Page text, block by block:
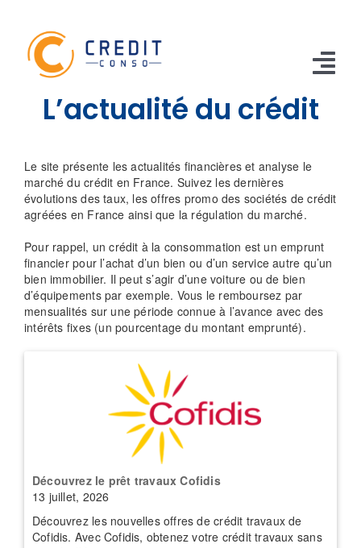
content
TRAVAUX
VOITURE
PERSO
RENOUVELABLE
RACHAT CREDIT
L’actualité du crédit
Le site présente les actualités financières et analyse le
marché du crédit en France. Suivez les dernières
évolutions des taux, les offres promo des sociétés de crédit
agréées en France ainsi que la régulation du marché.
Pour rappel, un crédit à la consommation est un emprunt
financier pour l’achat d’un bien ou d’un service autre qu’un
bien immobilier. Il peut s’agir d’une voiture ou de bien
d’équipements par exemple. Vous le remboursez par
mensualités sur une période connue à l’avance avec des
intérêts fixes (un pourcentage du montant emprunté).
Découvrez le prêt travaux Cofidis
13 juillet, 2026
Découvrez les nouvelles offres de crédit travaux de
Cofidis. Avec Cofidis, obtenez votre crédit travaux sans